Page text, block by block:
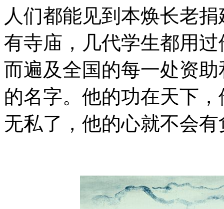
人们都能见到本焕长老
有寺庙，几代学生都用
而遍及全国的每一处资
的名字。他的功在天下
无私了，他的心就不会